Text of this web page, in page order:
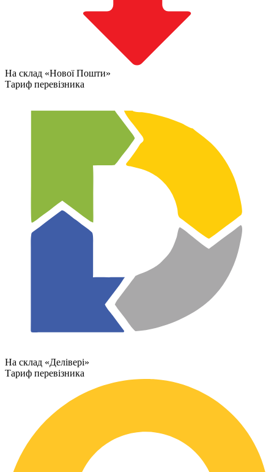
На склад «Нової Пошти»
Тариф перевізника
На склад «Делівері»
Тариф перевізника